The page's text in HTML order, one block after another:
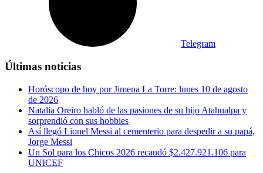
Telegram
Últimas noticias
Horóscopo de hoy por Jimena La Torre: lunes 10 de agosto
de 2026
Natalia Oreiro habló de las pasiones de su hijo Atahualpa y
sorprendió con sus hobbies
Así llegó Lionel Messi al cementerio para despedir a su papá,
Jorge Messi
Un Sol para los Chicos 2026 recaudó $2.427.921.106 para
UNICEF